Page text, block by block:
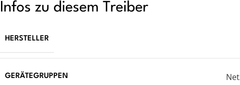
Infos zu diesem Treiber
HERSTELLER
GERÄTEGRUPPEN